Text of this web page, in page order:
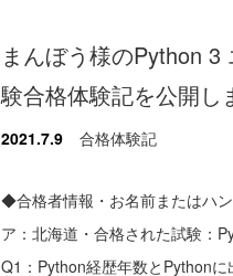
まんぼう様のPython
験合格体験記を公開し
2021.7.9 合格体験記
◆合格者情報・お名前またはハ
ア：北海道・合格された試験：
Q1：Python経歴年数とPython